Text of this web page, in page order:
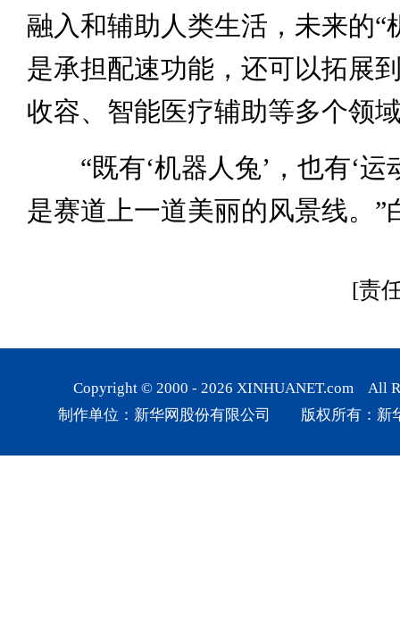
融入和辅助人类生活，未来的“
是承担配速功能，还可以拓展
收容、智能医疗辅助等多个领
“既有‘机器人兔’，也有‘运
是赛道上一道美丽的风景线。”
[责
Copyright © 2000 - 2026 XINHUANET.com All
制作单位：新华网股份有限公司 版权所有：新